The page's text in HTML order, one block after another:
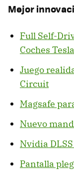
Mejor
Full Self-
Coches Tesla
Juego
Circuit
Magsafe
Nuevo
Nvidia
Pantalla